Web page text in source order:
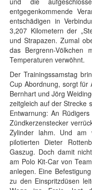
entgegenkommende
entschädigen in
3,207 Kilometern der
und Strapazen. Zumal
das Bergrenn-Völkchen
Temperaturen verwöhnt.
Der Trainingssamstag
Cup Abordnung, sorgt für
Bernhart und Jörg
zeitgleich auf der Strecke
Entwarnung: An
Zündkerzenstecker
Zylinder lahm. Und
pilotierten Dieter
Gaszug. Doch damit
am Polo Kit-Car von
anlegen. Eine
zu den Einspritzdüsen